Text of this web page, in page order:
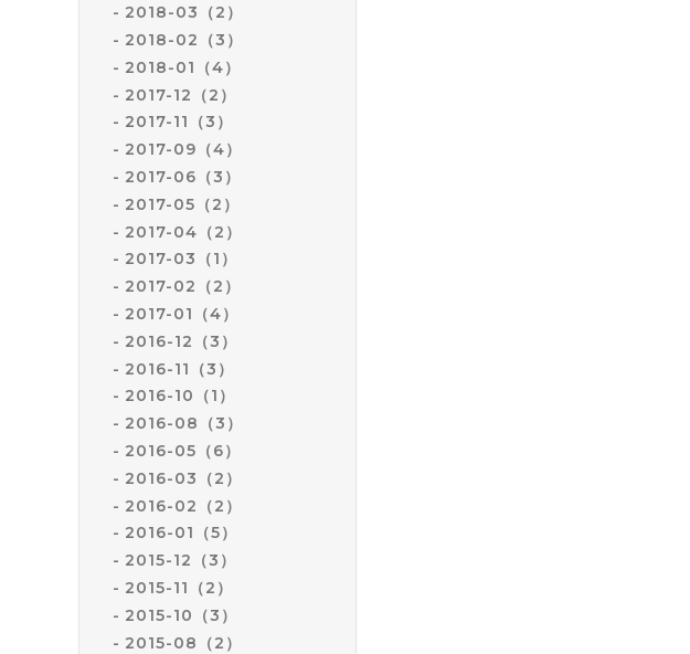
2018-03（2）
2018-02（3）
2018-01（4）
2017-12（2）
2017-11（3）
2017-09（4）
2017-06（3）
2017-05（2）
2017-04（2）
2017-03（1）
2017-02（2）
2017-01（4）
2016-12（3）
2016-11（3）
2016-10（1）
2016-08（3）
2016-05（6）
2016-03（2）
2016-02（2）
2016-01（5）
2015-12（3）
2015-11（2）
2015-10（3）
2015-08（2）